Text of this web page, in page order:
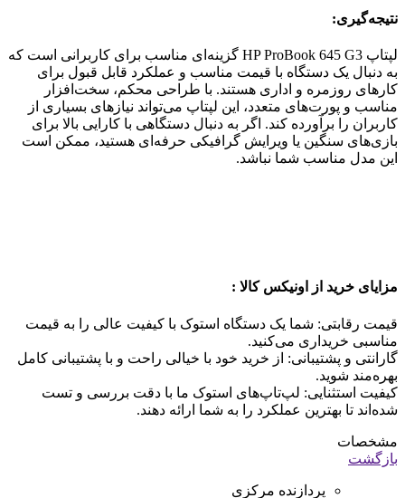
نتیجه‌گیری:
لپتاپ HP ProBook 645 G3 گزینه‌ای مناسب برای کاربرانی است که
به دنبال یک دستگاه با قیمت مناسب و عملکرد قابل قبول برای
کارهای روزمره و اداری هستند. با طراحی محکم، سخت‌افزار
مناسب و پورت‌های متعدد، این لپتاپ می‌تواند نیازهای بسیاری از
کاربران را برآورده کند. اگر به دنبال دستگاهی با کارایی بالا برای
بازی‌های سنگین یا ویرایش گرافیکی حرفه‌ای هستید، ممکن است
این مدل مناسب شما نباشد.
مزایای خرید از اونیکس کالا :
قیمت رقابتی: شما یک دستگاه استوک با کیفیت عالی را به قیمت
مناسبی خریداری می‌کنید.
گارانتی و پشتیبانی: از خرید خود با خیالی راحت و با پشتیبانی کامل
بهره‌مند شوید.
کیفیت استثنایی: لپ‌تاپ‌های استوک ما با دقت بررسی و تست
شده‌اند تا بهترین عملکرد را به شما ارائه دهند.
مشخصات
بازگشت
پردازنده مرکزی